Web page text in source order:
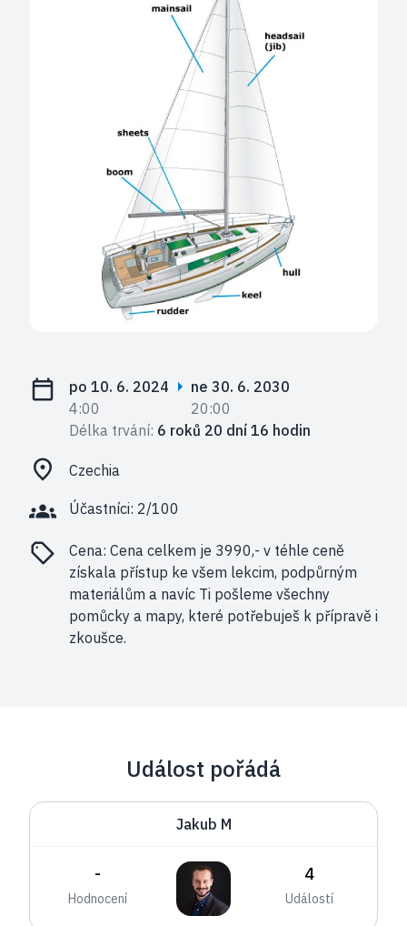
po 10. 6. 2024
4:00
ne 30. 6. 2030
20:00
Délka trvání: 6 roků 20 dní 16 hodin
Czechia
Účastníci: 2/100
Cena: Cena celkem je 3990,- v téhle ceně
získala přístup ke všem lekcim, podpůrným
materiálům a navíc Ti pošleme všechny
pomůcky a mapy, které potřebuješ k přípravě i
zkoušce.
Událost pořádá
Jakub M
-
Hodnocení
4
Událostí